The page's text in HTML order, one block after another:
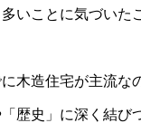
いことに気づいた
られていま
木造住宅が主流な
歴史」に深く結び